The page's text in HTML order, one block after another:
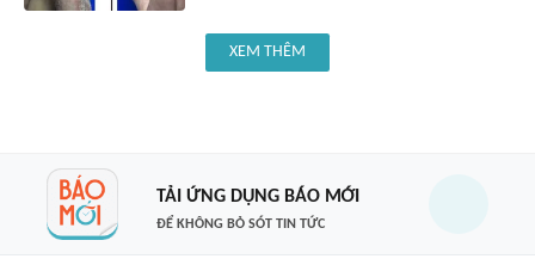
XEM THÊM
TẢI ỨNG DỤNG BÁO MỚI
ĐỂ KHÔNG BỎ SÓT TIN TỨC